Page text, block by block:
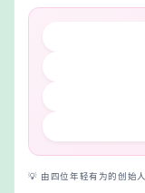
💡 由四位年轻有为的创始